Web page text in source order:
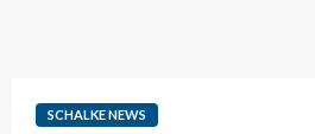
SCHALKE NEWS